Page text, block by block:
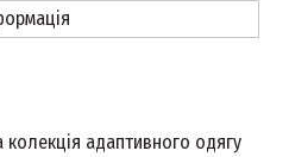
колекція адаптивного одягу